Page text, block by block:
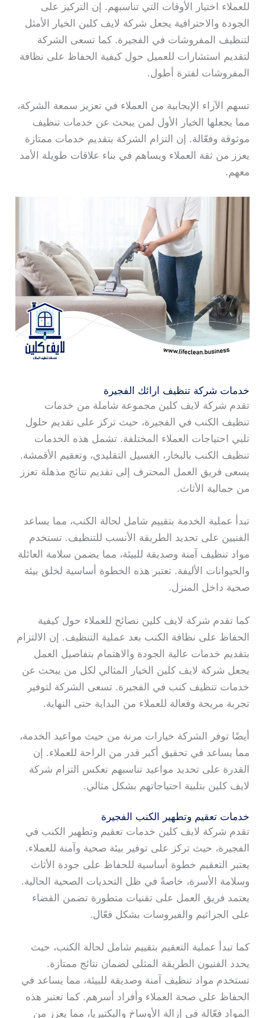
للعملاء اختيار الأوقات التي تناسبهم. إن التركيز على
الجودة والاحترافية يجعل شركة لايف كلين الخيار الأمثل
لتنظيف المفروشات في الفجيرة. كما تسعى الشركة
لتقديم استشارات للعميل حول كيفية الحفاظ على نظافة
المفروشات لفترة أطول.
تسهم الآراء الإيجابية من العملاء في تعزيز سمعة الشركة،
مما يجعلها الخيار الأول لمن يبحث عن خدمات تنظيف
موثوقة وفعّالة. إن التزام الشركة بتقديم خدمات ممتازة
يعزز من ثقة العملاء ويساهم في بناء علاقات طويلة الأمد
معهم.
خدمات شركة تنظيف ارائك الفجيرة
تقدم شركة لايف كلين مجموعة شاملة من خدمات
تنظيف الكنب في الفجيرة، حيث تركز على تقديم حلول
تلبي احتياجات العملاء المختلفة. تشمل هذه الخدمات
تنظيف الكنب بالبخار، الغسيل التقليدي، وتعقيم الأقمشة.
يسعى فريق العمل المحترف إلى تقديم نتائج مذهلة تعزز
من جمالية الأثاث.
تبدأ عملية الخدمة بتقييم شامل لحالة الكنب، مما يساعد
الفنيين على تحديد الطريقة الأنسب للتنظيف. تستخدم
مواد تنظيف آمنة وصديقة للبيئة، مما يضمن سلامة العائلة
والحيوانات الأليفة. تعتبر هذه الخطوة أساسية لخلق بيئة
صحية داخل المنزل.
كما تقدم شركة لايف كلين نصائح للعملاء حول كيفية
الحفاظ على نظافة الكنب بعد عملية التنظيف. إن الالتزام
بتقديم خدمات عالية الجودة والاهتمام بتفاصيل العمل
يجعل شركة لايف كلين الخيار المثالي لكل من يبحث عن
خدمات تنظيف كنب في الفجيرة. تسعى الشركة لتوفير
تجربة مريحة وفعالة للعملاء من البداية حتى النهاية.
أيضًا توفر الشركة خيارات مرنة من حيث مواعيد الخدمة،
مما يساعد في تحقيق أكبر قدر من الراحة للعملاء. إن
القدرة على تحديد مواعيد تناسبهم تعكس التزام شركة
لايف كلين بتلبية احتياجاتهم بشكل مثالي.
خدمات تعقيم وتطهير الكنب الفجيرة
تقدم شركة لايف كلين خدمات تعقيم وتطهير الكنب في
الفجيرة، حيث تركز على توفير بيئة صحية وآمنة للعملاء.
يعتبر التعقيم خطوة أساسية للحفاظ على جودة الأثاث
وسلامة الأسرة، خاصةً في ظل التحديات الصحية الحالية.
يعتمد فريق العمل على تقنيات متطورة تضمن القضاء
على الجراثيم والفيروسات بشكل فعّال.
كما تبدأ عملية التعقيم بتقييم شامل لحالة الكنب، حيث
يحدد الفنيون الطريقة المثلى لضمان نتائج ممتازة.
تستخدم مواد تنظيف آمنة وصديقة للبيئة، مما يساعد في
الحفاظ على صحة العملاء وأفراد أسرهم. كما تعتبر هذه
المواد فعّالة في إزالة الأوساخ والبكتيريا، مما يعزز من